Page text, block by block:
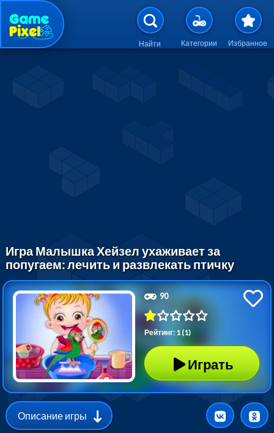
Перейти к основному
Найти Категории Избранное
Игра Малышка Хейзел ухаживает за
попугаем: лечить и развлекать птичку
90
Рейтинг: 1 (1)
Играть
Описание игры